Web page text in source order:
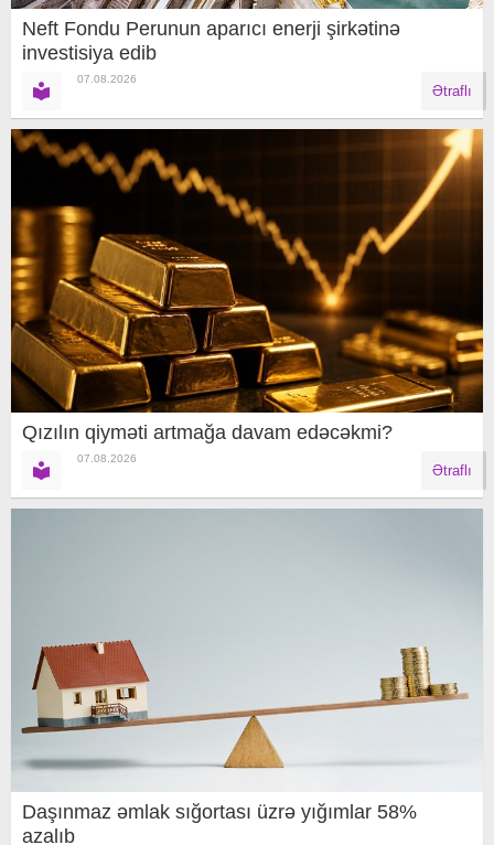
Neft Fondu Perunun aparıcı enerji şirkətinə
investisiya edib
07.08.2026
Ətraflı
Qızılın qiyməti artmağa davam edəcəkmi?
07.08.2026
Ətraflı
Daşınmaz əmlak sığortası üzrə yığımlar 58%
azalıb